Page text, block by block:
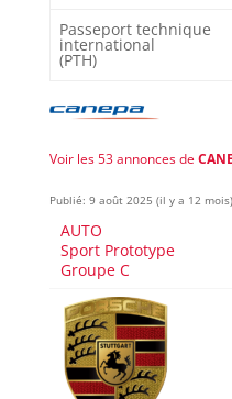
Passeport technique
international
(PTH)
Voir les 53 annonces de
Publié: 9 août 2025 (il y a 12 mois)
AUTO
Sport Prototype
Groupe C